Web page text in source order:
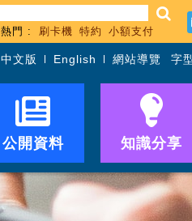
熱門 : 刷卡機 特約 小額支付
中文版 English 網站導覽 字
公開資料 知識分享